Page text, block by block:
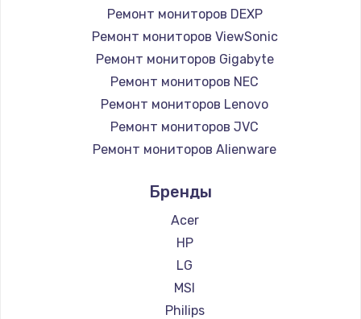
1030 руб.
Заказать
Замена шим-контроллера
3900 руб.
Заказать
600 руб.
Заказать
Ремонт мониторов DEXP
Ремонт мониторов ViewSonic
Ремонт мониторов Gigabyte
Ремонт мониторов NEC
Ремонт мониторов Lenovo
Ремонт мониторов JVC
Ремонт мониторов Alienware
Ремонт мониторов Thunderobot
Ремонт мониторов Hisense
Ремонт мониторов АОС
Ремонт мониторов Ardor
Ремонт мониторов Machenike
Ремонт мониторов iru
Бренды
Acer
HP
LG
MSI
Philips